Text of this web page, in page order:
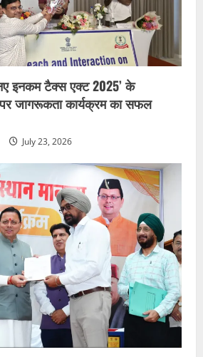
इनकम टैक्स एक्ट 2025’ के
पर जागरूकता कार्यक्रम का सफल
July 23, 2026